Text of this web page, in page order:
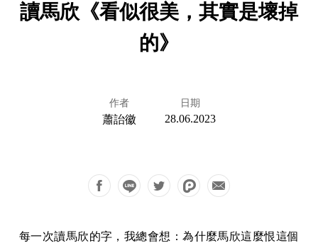
讀馬欣《看似很美，其實是壞掉
的》
作者
蕭詒徽
日期
28.06.2023
每一次讀馬欣的字，我總會想：為什麼馬欣這麼恨這個